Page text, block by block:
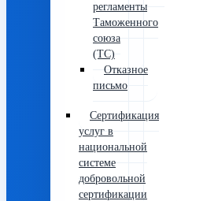
регламенты
Таможенного
союза
(ТС)
Отказное
письмо
Сертификация
услуг в
национальной
системе
добровольной
сертификации